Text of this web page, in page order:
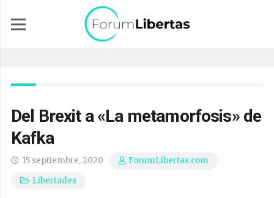
Del Brexit a «La metamorfosis» de
Kafka
15 septiembre, 2020
ForumLibertas.com
Libertades